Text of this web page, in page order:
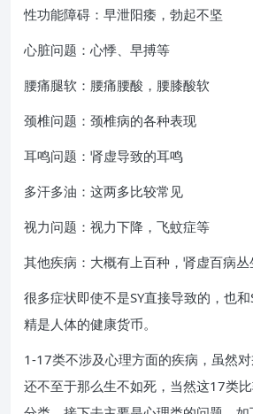
性功能障碍：早泄阳痿，勃起不坚
心脏问题：心悸、早搏等
腰痛腿软：腰痛腰酸，腰膝酸软
颈椎问题：颈椎病的各种表现
耳鸣问题：肾虚导致的耳鸣
多汗多油：这两多比较常见
视力问题：视力下降，飞蚊症等
其他疾病：大概有上百种，肾虚百病丛
很多症状即使不是SY直接导致的，也
精是人体的健康货币。
1-17类不涉及心理方面的疾病，虽然
还不至于那么生不如死，当然这17类